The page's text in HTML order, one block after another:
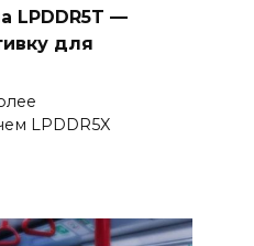
LPDDR5T —
для
LPDDR5X